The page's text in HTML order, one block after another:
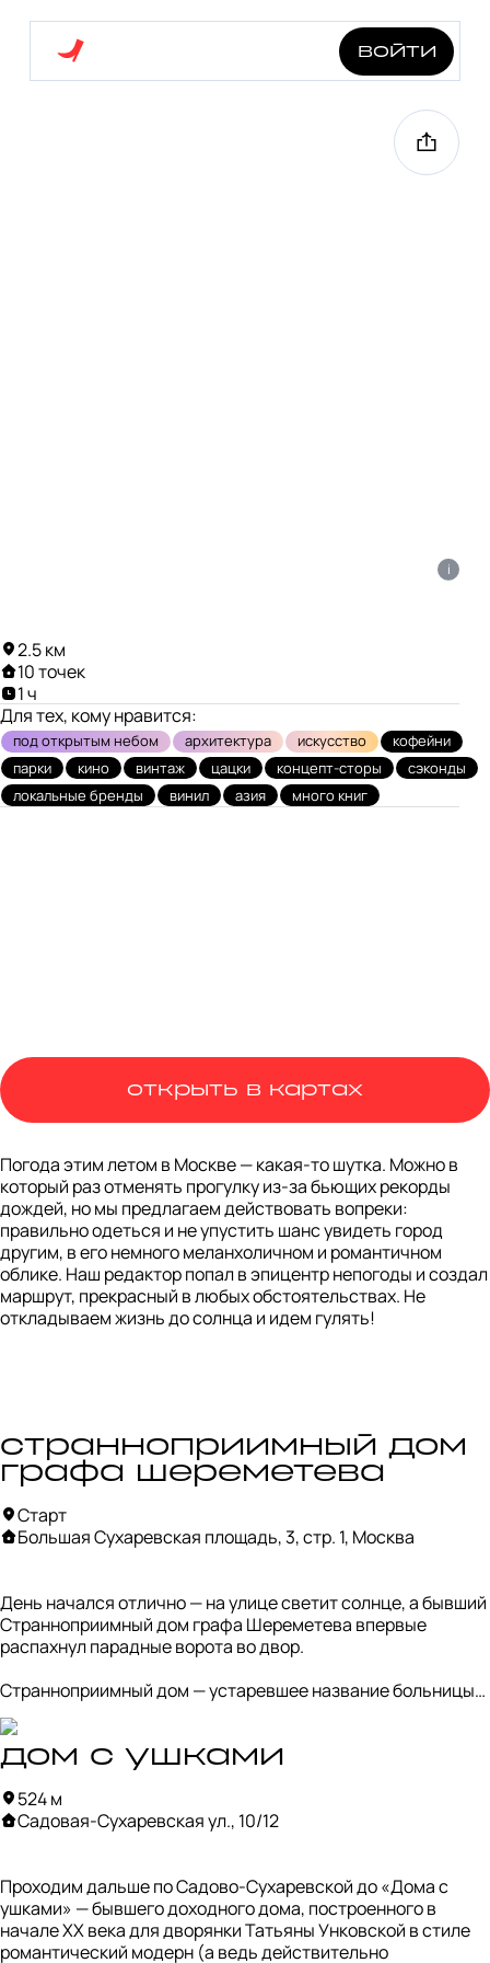
войти
i
Погода этим летом в Москве — какая-то шутка. Можно в
который раз отменять прогулку из-за бьющих рекорды
дождей, но мы предлагаем действовать вопреки:
правильно одеться и не упустить шанс увидеть город
другим, в его немного меланхоличном и романтичном
облике. Наш редактор попал в эпицентр непогоды и создал
маршрут, прекрасный в любых обстоятельствах. Не
откладываем жизнь до солнца и идем гулять!
странноприимный дом
графа шереметева
Старт
Большая Сухаревская площадь, 3, стр. 1, Москва
День начался отлично — на улице светит солнце, а бывший
Странноприимный дом графа Шереметева впервые
распахнул парадные ворота во двор.
Странноприимный дом — устаревшее название больницы-
приюта для обездоленных людей. Конкретно этот был
основан графом Шереметевым в память о своей рано
ушедшей любимой жене. Здание, больше похожее на
дворец, спроектировал знаменитый архитектор Джакомо
Кваренги, выделив вход полуротондой и четырьмя нишами
с фигурами евангелистов.
сейчас его занимает НИИ неотложной помощи им. Н.В.
Склифосовского. Столько же двор был закрыт, а теперь,
вместе с новым «Садом благодарности», ждет гостей до 15
сентября.
дом с ушками
524 м
Садовая-Сухаревская ул., 10/12
Проходим дальше по Садово-Сухаревской до «Дома с
ушками» — бывшего доходного дома, построенного в
начале XX века для дворянки Татьяны Унковской в стиле
романтический модерн (а ведь действительно
2.5 км
10 точек
1 ч
Для тех, кому нравится:
под открытым небом архитектура искусство
кофейни
парки
кино винтаж цацки концепт-сторы
сэконды
локальные бренды
винил азия много книг
открыть в картах